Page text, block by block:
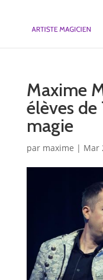
Maxime
élèves de
magie
par maxime | Mar